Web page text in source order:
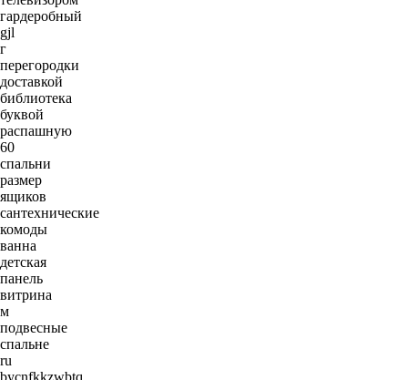
гардеробный
gjl
г
перегородки
доставкой
библиотека
буквой
распашную
60
спальни
размер
ящиков
сантехнические
комоды
ванна
детская
панель
витрина
м
подвесные
спальне
ru
bycnfkkzwbtq